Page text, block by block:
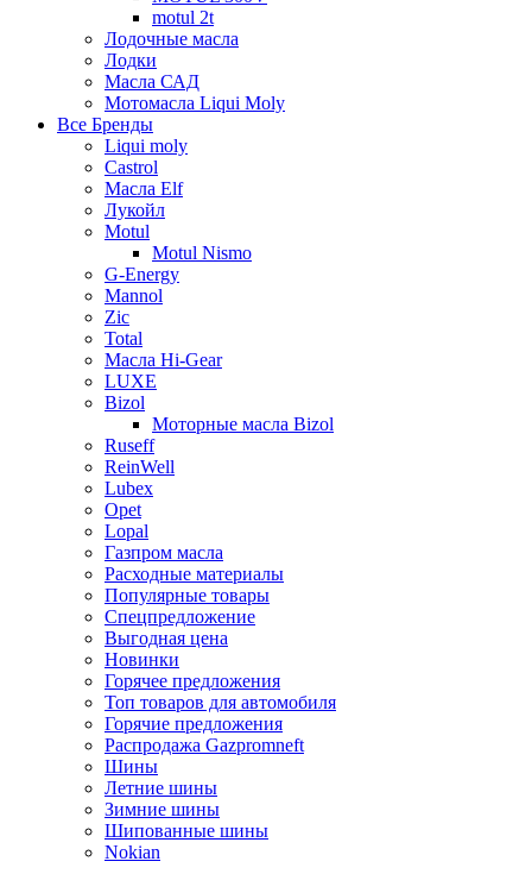
motul 2t
Лодочные масла
Лодки
Масла САД
Мотомасла Liqui Moly
Все Бренды
Liqui moly
Castrol
Масла Elf
Лукойл
Motul
Motul Nismo
G-Energy
Mannol
Zic
Total
Масла Hi-Gear
LUXE
Bizol
Моторные масла Bizol
Ruseff
ReinWell
Lubex
Opet
Lopal
Газпром масла
Расходные материалы
Популярные товары
Спецпредложение
Выгодная цена
Новинки
Горячее предложения
Топ товаров для автомобиля
Горячие предложения
Распродажа Gazpromneft
Шины
Летние шины
Зимние шины
Шипованные шины
Nokian